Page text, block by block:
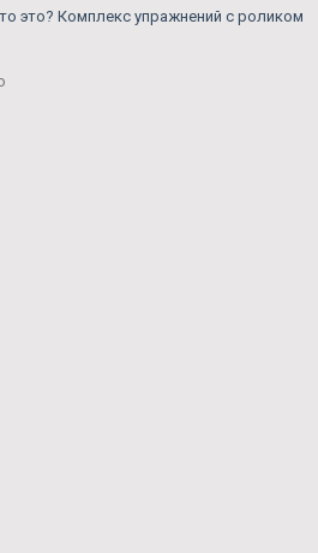
это? Комплекс упражнений с роликом